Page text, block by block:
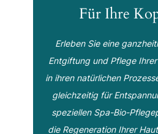
Für Ihre
Erleben Sie eine
Entgiftung und Pflege
in ihren natürlichen
gleichzeitig für
speziellen Spa-Bio-
die Regeneration Ihrer